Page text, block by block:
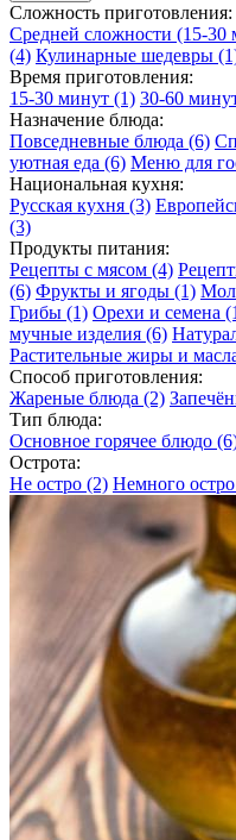
Сложность приготовления:
Средней сложности (15-30
(4) Кулинарные шедевры
Время приготовления:
15-30 минут (1) 30-60
Назначение блюда:
Повседневные блюда (6)
уютная еда (6) Меню для
Национальная кухня:
Русская кухня (3)
(3)
Продукты питания:
Рецепты с мясом (4)
(6) Фрукты и ягоды (1)
Грибы (1) Орехи и семена
мучные изделия (6)
Растительные жиры и
Способ приготовления:
Жареные блюда (2)
Тип блюда:
Основное горячее блюдо
Острота:
Не остро (2) Немного остро